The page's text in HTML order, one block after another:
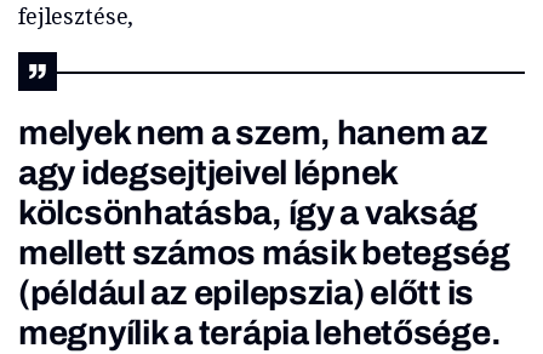
fejlesztése,
melyek nem a szem, hanem az
agy idegsejtjeivel lépnek
kölcsönhatásba, így a vakság
mellett számos másik betegség
(például az epilepszia) előtt is
megnyílik a terápia lehetősége.